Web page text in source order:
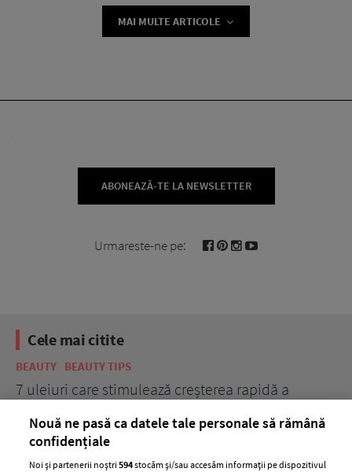
MAI MULTE ARTICOLE
ABONEAZĂ-TE LA NEWSLETTER
Urmareste-ne pe:
Cele mai citite
BEAUTY BEAUTY TIPS
7 uleiuri care stimulează creșterea rapidă a
Nouă ne pasă ca datele tale personale să rămână
confidențiale
Noi și partenerii noștri594stocăm și/sau accesăm informații pe dispozitivul